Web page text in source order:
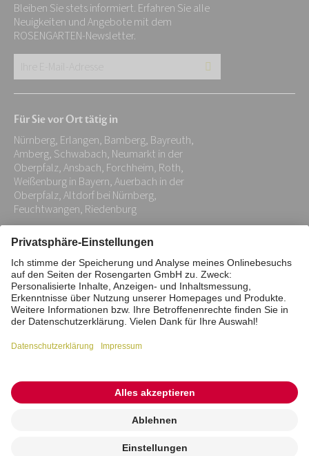
Bleiben Sie stets informiert. Erfahren Sie alle
Neuigkeiten und Angebote mit dem
ROSENGARTEN-Newsletter.
Adresse:
*
Für Sie vor Ort tätig in
Nürnberg, Erlangen, Bamberg, Bayreuth,
Amberg, Schwabach, Neumarkt in der
Oberpfalz, Ansbach, Forchheim, Roth,
Weißenburg in Bayern, Auerbach in der
Oberpfalz, Altdorf bei Nürnberg,
Feuchtwangen, Riedenburg
Impressum Datenschutz
Stiftung
Interne Meldestelle
Zahlungsmittel
Barrierefreiheitserklärung
Vertrag widerrufen
© 2026 ROSENGARTEN-Tierbestattung